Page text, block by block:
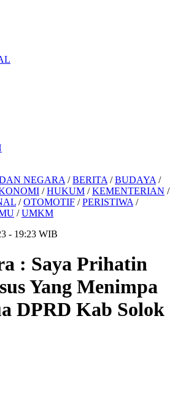
NEGARA /BERITA /BUDAYA /
/HUKUM /KEMENTERIAN /
/OTOMOTIF /PERISTIWA /
/UMKM
- 19:23 WIB
: Saya Prihatin
Yang Menimpa
DPRD Kab Solok